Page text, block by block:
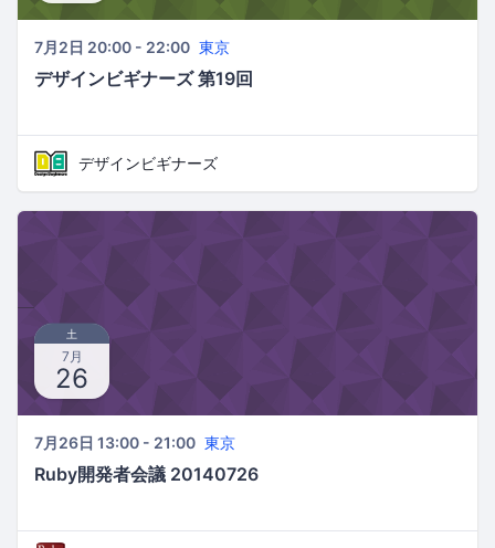
7月2日 20:00 - 22:00 東京
デザインビギナーズ 第19回
デザインビギナーズ
土
7月
26
7月26日 13:00 - 21:00 東京
Ruby開発者会議 20140726